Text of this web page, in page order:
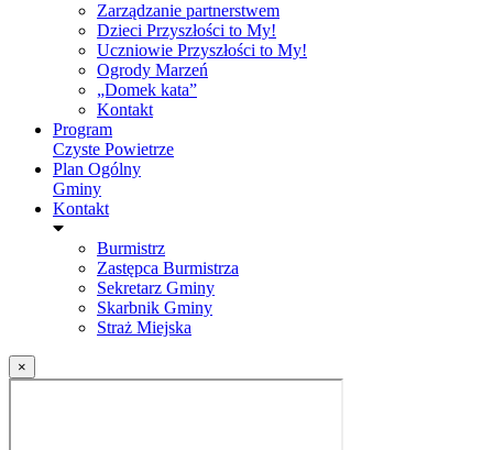
Zarządzanie partnerstwem
Dzieci Przyszłości to My!
Uczniowie Przyszłości to My!
Ogrody Marzeń
„Domek kata”
Kontakt
Program
Czyste Powietrze
Plan Ogólny
Gminy
Kontakt
Burmistrz
Zastępca Burmistrza
Sekretarz Gminy
Skarbnik Gminy
Straż Miejska
×